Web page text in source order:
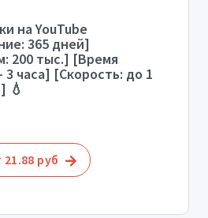
на YouTube
365 дней]
200 тыс.] [Время
3 часа] [Скорость: до 1
💧
21.88 руб